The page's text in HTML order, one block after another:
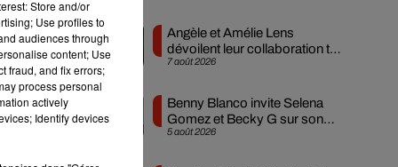
7 août 2026
Angèle et Amélie Lens
dévoilent leur collaboration tant
attendue
5 août 2026
Benny Blanco invite Selena
Gomez et Becky G sur son
nouveau single
Store and/or
Use profiles to
audiences through
content; Use
fraud, and fix errors;
process personal
actively
Identify devices